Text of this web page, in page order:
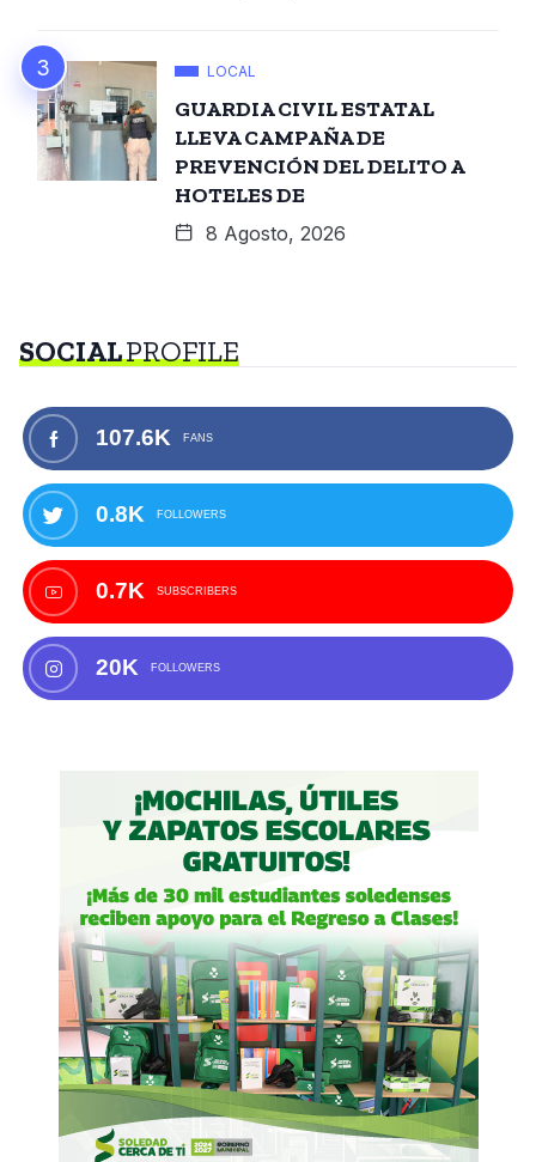
LOCAL
GUARDIA CIVIL ESTATAL
LLEVA CAMPAÑA DE
PREVENCIÓN DEL DELITO A
HOTELES DE
8 Agosto, 2026
SOCIALPROFILE
107.6K FANS
0.8K FOLLOWERS
0.7K SUBSCRIBERS
20K FOLLOWERS